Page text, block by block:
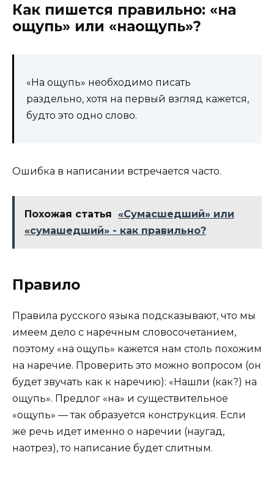
Как пишется правильно: «на
ощупь» или «наощупь»?
«На ощупь» необходимо писать
раздельно, хотя на первый взгляд кажется,
будто это одно слово.
Ошибка в написании встречается часто.
Похожая статья
«Сумасшедший» или
«сумашедший» - как правильно?
Правило
Правила русского языка подсказывают, что мы
имеем дело с наречным словосочетанием,
поэтому «на ощупь» кажется нам столь похожим
на наречие. Проверить это можно вопросом (он
будет звучать как к наречию): «Нашли (как?) на
ощупь». Предлог «на» и существительное
«ощупь» — так образуется конструкция. Если
же речь идет именно о наречии (наугад,
наотрез), то написание будет слитным.